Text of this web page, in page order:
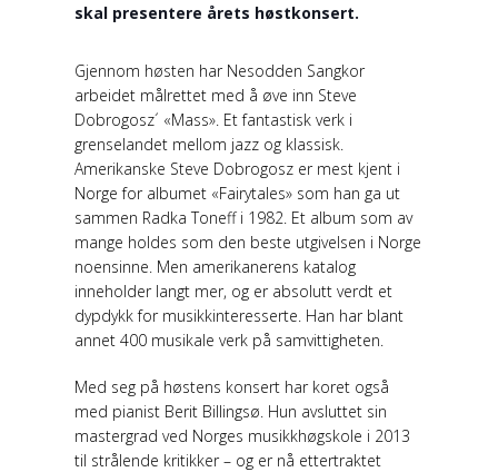
skal presentere årets høstkonsert.
Gjennom høsten har Nesodden Sangkor
arbeidet målrettet med å øve inn Steve
Dobrogosz´ «Mass». Et fantastisk verk i
grenselandet mellom jazz og klassisk.
Amerikanske Steve Dobrogosz er mest kjent i
Norge for albumet «Fairytales» som han ga ut
sammen Radka Toneff i 1982. Et album som av
mange holdes som den beste utgivelsen i Norge
noensinne. Men amerikanerens katalog
inneholder langt mer, og er absolutt verdt et
dypdykk for musikkinteresserte. Han har blant
annet 400 musikale verk på samvittigheten.
Med seg på høstens konsert har koret også
med pianist Berit Billingsø. Hun avsluttet sin
mastergrad ved Norges musikkhøgskole i 2013
til strålende kritikker – og er nå ettertraktet